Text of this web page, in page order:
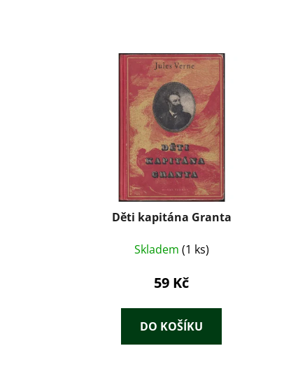
Děti kapitána Granta
Skladem (1 ks)
59 Kč
DO KOŠÍKU